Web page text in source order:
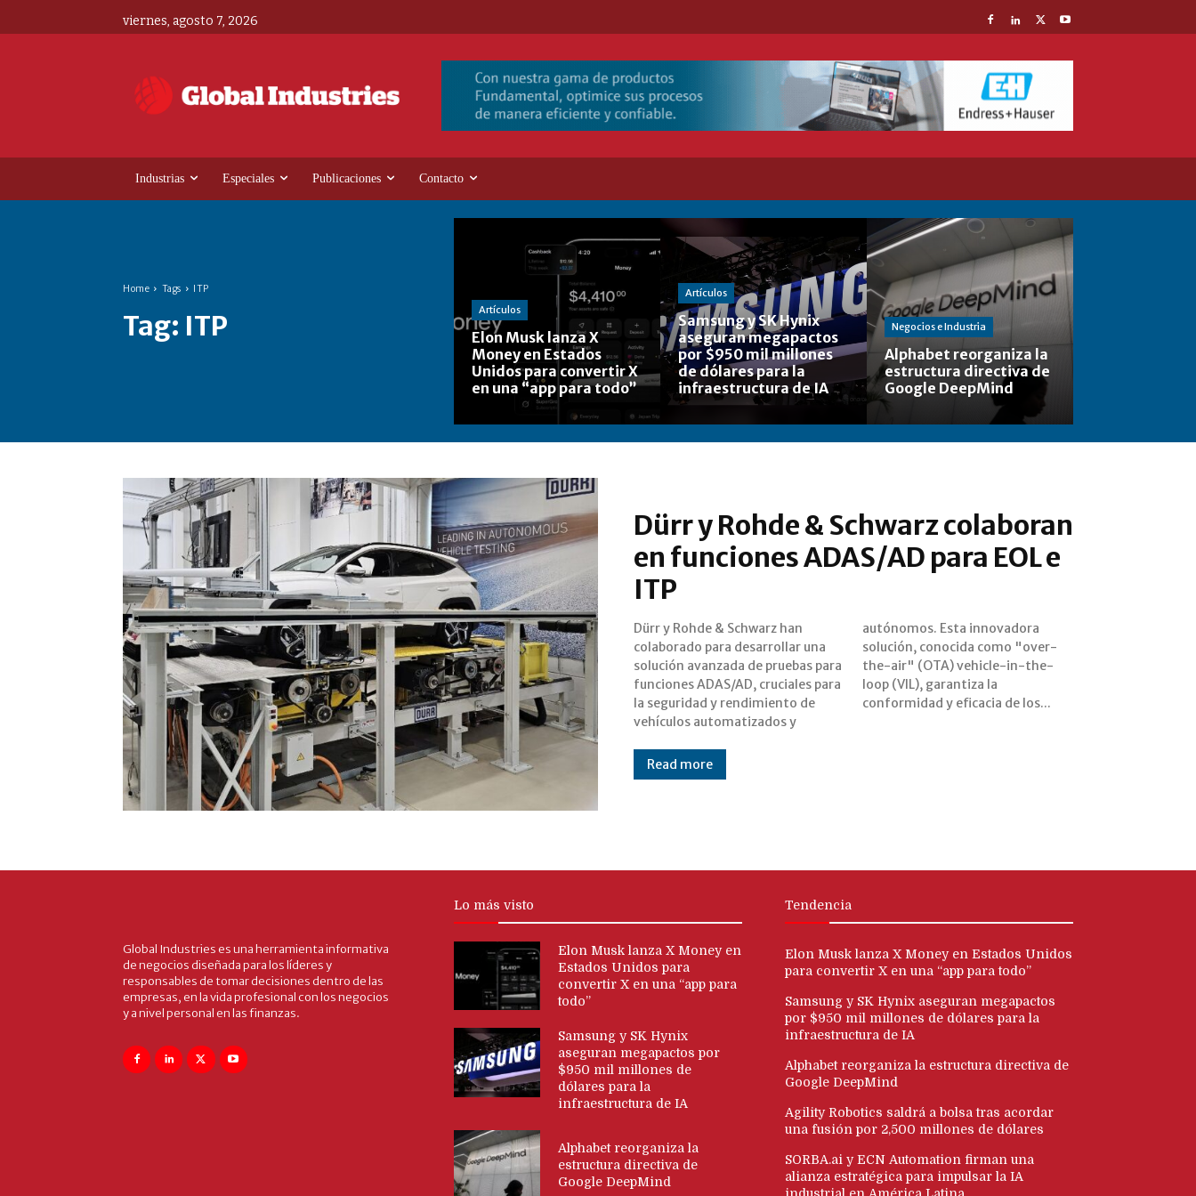
viernes, agosto 7, 2026
Industrias Especiales Publicaciones Contacto
Home Tags ITP
Tag: ITP Artículos
Elon Musk lanza X
Money en Estados
Unidos para convertir X
en una “app para todo”
Artículos
Samsung y SK Hynix
aseguran megapactos
por $950 mil millones
de dólares para la
infraestructura de IA
Negocios e Industria
Alphabet reorganiza la
estructura directiva de
Google DeepMind
Dürr y Rohde & Schwarz colaboran
en funciones ADAS/AD para EOL e
ITP
Dürr y Rohde & Schwarz han
colaborado para desarrollar una
solución avanzada de pruebas para
funciones ADAS/AD, cruciales para
la seguridad y rendimiento de
vehículos automatizados y
autónomos. Esta innovadora
solución, conocida como "over-
the-air" (OTA) vehicle-in-the-
loop (VIL), garantiza la
conformidad y eficacia de los...
Read more
Global Industries es una herramienta informativa
de negocios diseñada para los líderes y
responsables de tomar decisiones dentro de las
empresas, en la vida profesional con los negocios
y a nivel personal en las finanzas.
Lo más visto
Elon Musk lanza X Money en
Estados Unidos para
convertir X en una “app para
todo”
Samsung y SK Hynix
aseguran megapactos por
$950 mil millones de
dólares para la
infraestructura de IA
Alphabet reorganiza la
estructura directiva de
Google DeepMind
Tendencia
Elon Musk lanza X Money en Estados Unidos
para convertir X en una “app para todo”
Samsung y SK Hynix aseguran megapactos
por $950 mil millones de dólares para la
infraestructura de IA
Alphabet reorganiza la estructura directiva de
Google DeepMind
Agility Robotics saldrá a bolsa tras acordar
una fusión por 2,500 millones de dólares
SORBA.ai y ECN Automation firman una
alianza estratégica para impulsar la IA
industrial en América Latina